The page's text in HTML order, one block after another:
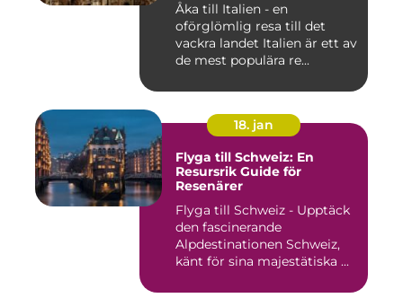
Åka till Italien - en
oförglömlig resa till det
vackra landet Italien är ett av
de mest populära re...
18. jan
Flyga till Schweiz: En
Resursrik Guide för
Resenärer
Flyga till Schweiz - Upptäck
den fascinerande
Alpdestinationen Schweiz,
känt för sina majestätiska ...